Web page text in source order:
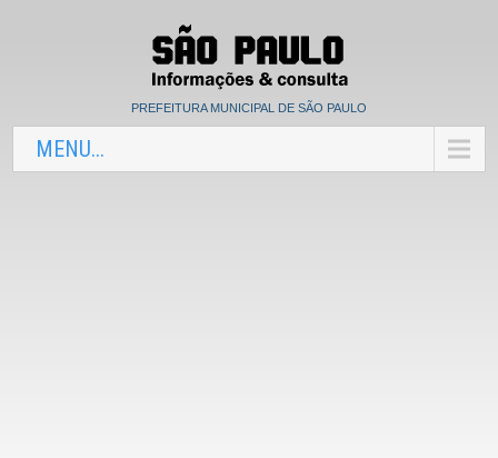
PREFEITURA MUNICIPAL DE SÃO PAULO
MENU...